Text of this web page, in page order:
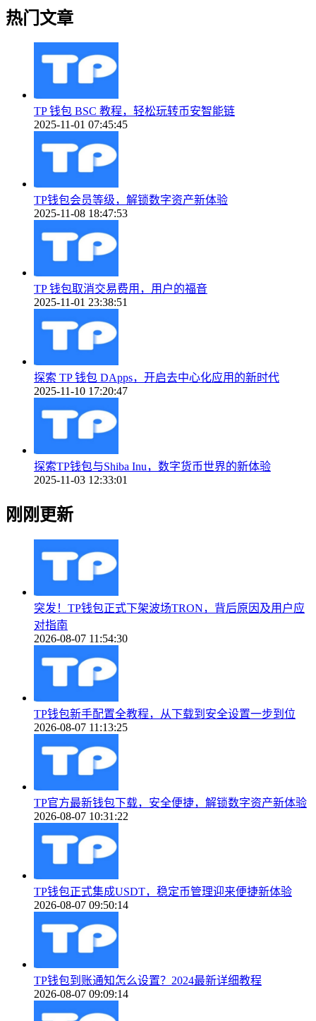
热门文章
TP 钱包 BSC 教程，轻松玩转币安智能链
2025-11-01 07:45:45
TP钱包会员等级，解锁数字资产新体验
2025-11-08 18:47:53
TP 钱包取消交易费用，用户的福音
2025-11-01 23:38:51
探索 TP 钱包 DApps，开启去中心化应用的新时代
2025-11-10 17:20:47
探索TP钱包与Shiba Inu，数字货币世界的新体验
2025-11-03 12:33:01
刚刚更新
突发！TP钱包正式下架波场TRON，背后原因及用户应
对指南
2026-08-07 11:54:30
TP钱包新手配置全教程，从下载到安全设置一步到位
2026-08-07 11:13:25
TP官方最新钱包下载，安全便捷，解锁数字资产新体验
2026-08-07 10:31:22
TP钱包正式集成USDT，稳定币管理迎来便捷新体验
2026-08-07 09:50:14
TP钱包到账通知怎么设置？2024最新详细教程
2026-08-07 09:09:14